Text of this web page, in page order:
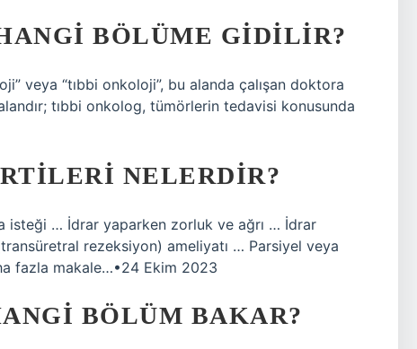
BÖLÜME GIDILIR?
veya “tıbbi onkoloji”, bu alanda çalışan doktora
tıbbi onkolog, tümörlerin tedavisi konusunda
NELERDIR?
isteği … İdrar yaparken zorluk ve ağrı … İdrar
rezeksiyon) ameliyatı … Parsiyel veya
fazla makale…•24 Ekim 2023
BÖLÜM BAKAR?